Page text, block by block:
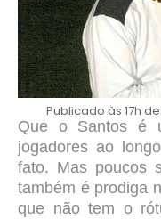
Publicado às 17h
Que o Santos é
jogadores ao
fato. Mas poucos
também é prodiga
que não tem o